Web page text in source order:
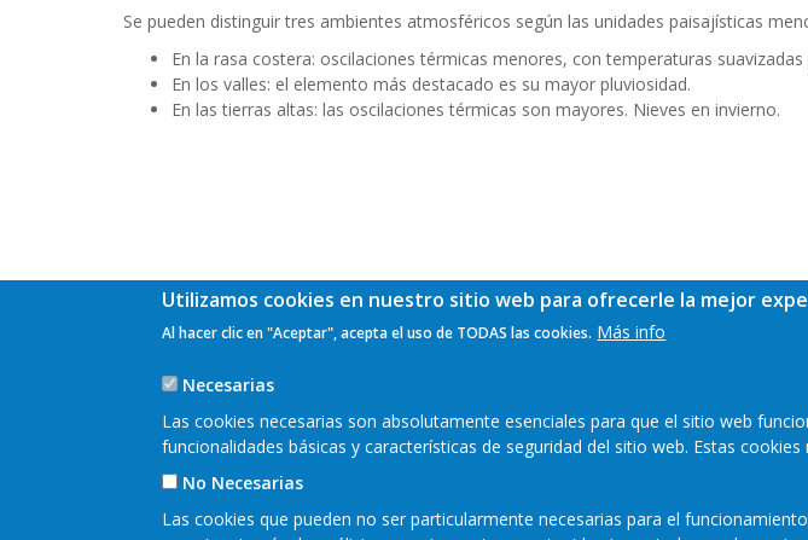
Se pueden distinguir tres ambientes atmosféricos según las unidades paisajísticas
En la rasa costera: oscilaciones térmicas menores, con temperaturas
En los valles: el elemento más destacado es su mayor pluviosidad.
En las tierras altas: las oscilaciones térmicas son mayores. Nieves en invierno.
Utilizamos cookies en nuestro sitio web para ofrecerle la mejor
Al hacer clic en "Aceptar", acepta el uso de TODAS las cookies. Más info
Necesarias
Las cookies necesarias son absolutamente esenciales para que el sitio web
funcionalidades básicas y características de seguridad del sitio web. Estas
No Necesarias
Las cookies que pueden no ser particularmente necesarias para el